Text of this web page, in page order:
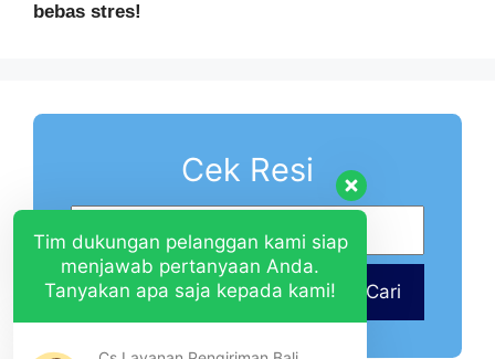
bebas stres!
Cek Resi
Cari
Tim dukungan pelanggan kami siap
menjawab pertanyaan Anda.
Tanyakan apa saja kepada kami!